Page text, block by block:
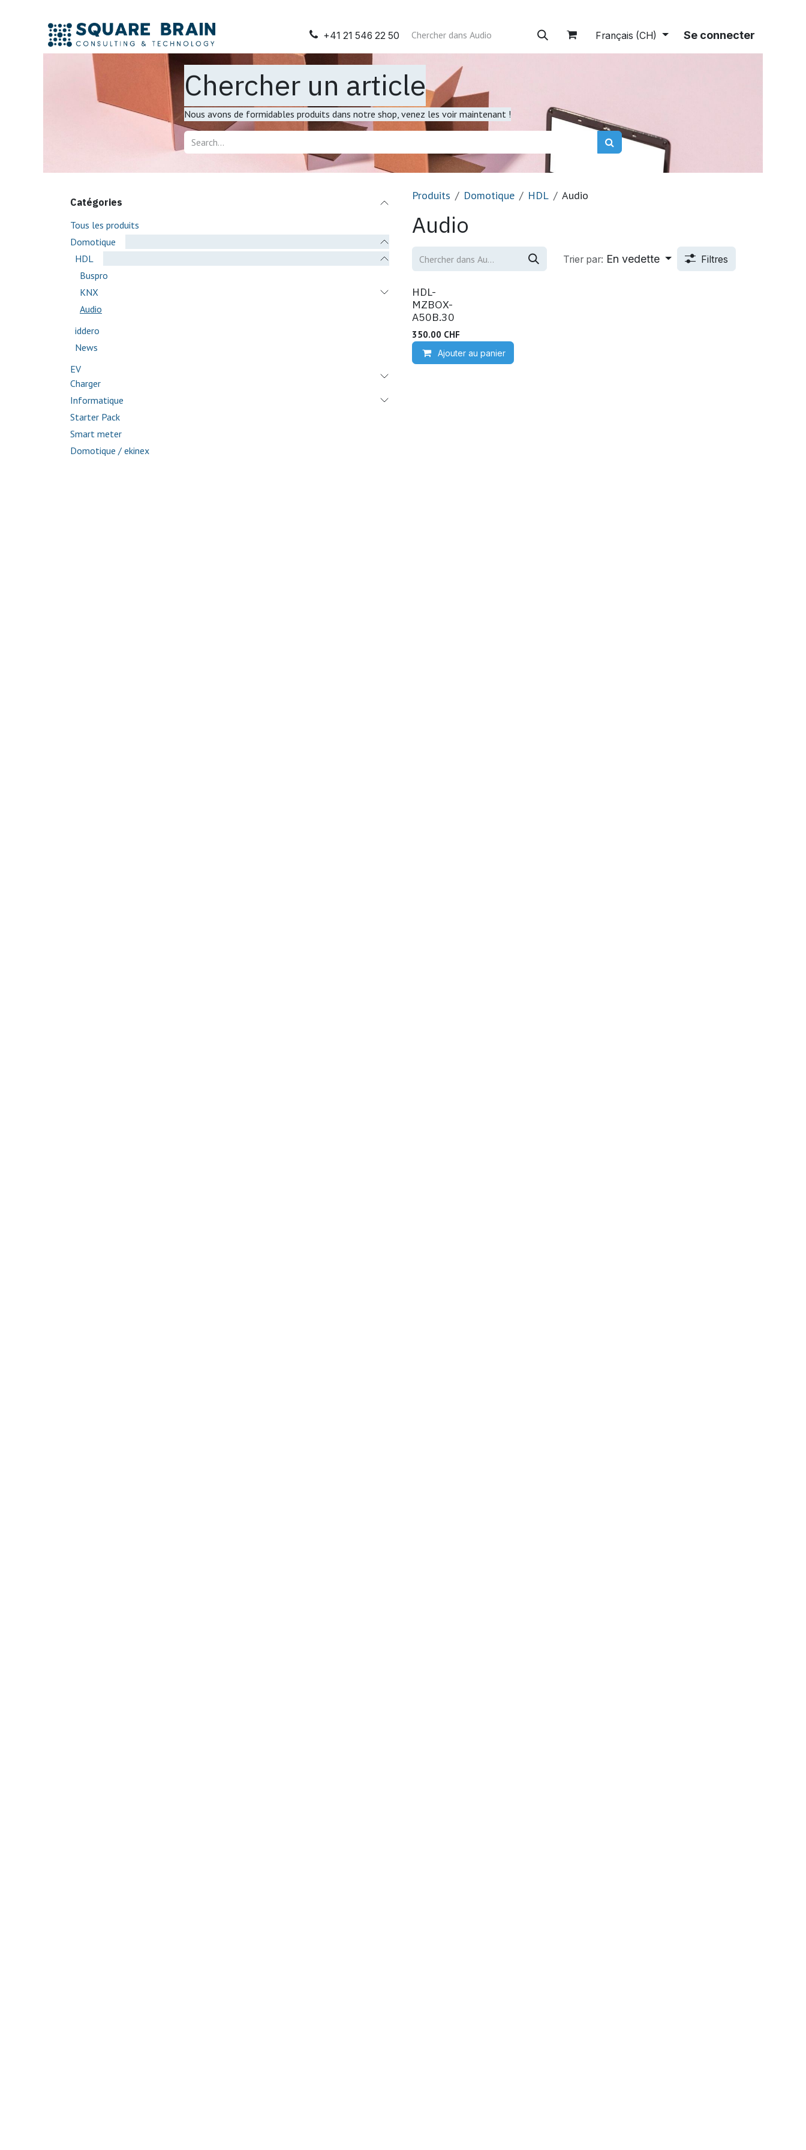
Se rendre au contenu
Automatisation Tableaux électriques Nos prestations A propos Boutique
+41 21 546 22 50 Français (CH) Se connecter
Chercher un article
Nous avons de formidables produits dans notre shop, venez les voir maintenant !
Catégories
Tous les produits
Domotique
HDL
Buspro
KNX
Audio
iddero
News
EV
Charger
Informatique
Starter Pack
Smart meter
Domotique / ekinex
Produits Domotique HDL Audio
Audio
Trier par: En vedette Filtres
HDL-
MZBOX-
A50B.30
350.00 CHF
Ajouter au panier